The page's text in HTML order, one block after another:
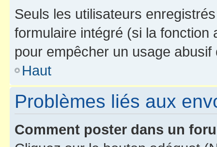
Seuls les utilisateurs
formulaire intégré (si la fonction
pour empêcher un usage
Haut
Problèmes liés aux
Comment poster dans un